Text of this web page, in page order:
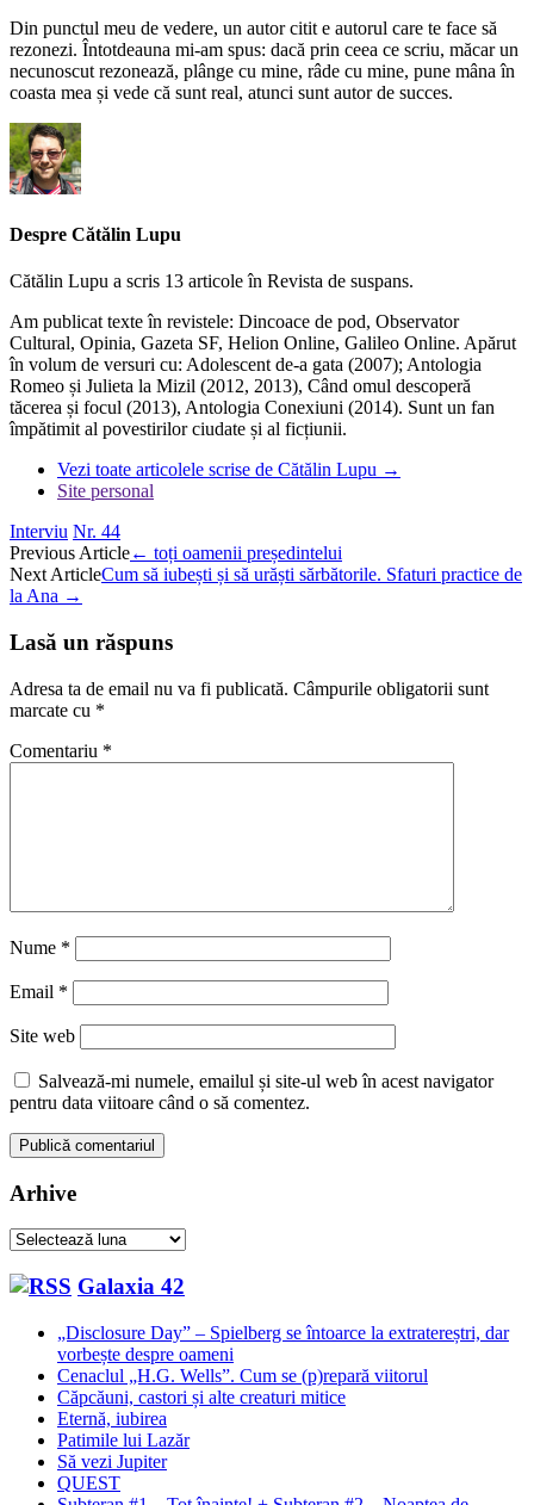
Din punctul meu de vedere, un autor citit e autorul care te face să
rezonezi. Întotdeauna mi-am spus: dacă prin ceea ce scriu, măcar un
necunoscut rezonează, plânge cu mine, râde cu mine, pune mâna în
coasta mea și vede că sunt real, atunci sunt autor de succes.
Despre Cătălin Lupu
Cătălin Lupu a scris 13 articole în Revista de suspans.
Am publicat texte în revistele: Dincoace de pod, Observator
Cultural, Opinia, Gazeta SF, Helion Online, Galileo Online. Apărut
în volum de versuri cu: Adolescent de-a gata (2007); Antologia
Romeo și Julieta la Mizil (2012, 2013), Când omul descoperă
tăcerea și focul (2013), Antologia Conexiuni (2014). Sunt un fan
împătimit al povestirilor ciudate și al ficțiunii.
Vezi toate articolele scrise de Cătălin Lupu →
Site personal
Interviu Nr. 44
Post
navigation
Previous Article← toți oamenii președintelui
Next ArticleCum să iubești și să urăști sărbătorile. Sfaturi practice de
la Ana →
Lasă un răspuns
Adresa ta de email nu va fi publicată. Câmpurile obligatorii sunt
marcate cu *
Comentariu *
Nume *
Email *
Site web
Salvează-mi numele, emailul și site-ul web în acest navigator
pentru data viitoare când o să comentez.
Arhive
Arhive
Galaxia 42
„Disclosure Day” – Spielberg se întoarce la extratereștri, dar
vorbește despre oameni
Cenaclul „H.G. Wells”. Cum se (p)repară viitorul
Căpcăuni, castori și alte creaturi mitice
Eternă, iubirea
Patimile lui Lazăr
Să vezi Jupiter
QUEST